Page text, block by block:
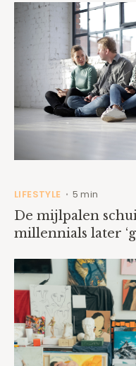
LIFESTYLE • 5 min
De mijlpalen
millennials later